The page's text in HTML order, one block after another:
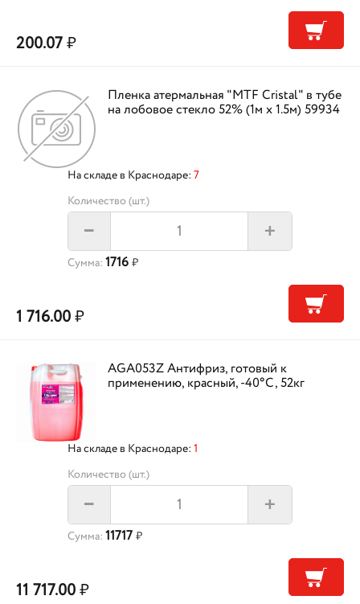
200.07₽
Пленка атермальная "MTF Cristal" в тубе
на лобовое стекло 52% (1м х 1.5м) 59934
На складе в Краснодаре: 7
Количество (шт.)
– +
Сумма: 1716 ₽
1 716.00₽
AGA053Z Антифриз, готовый к
применению, красный, -40°С, 52кг
На складе в Краснодаре: 1
Количество (шт.)
– +
Сумма: 11717 ₽
11 717.00₽